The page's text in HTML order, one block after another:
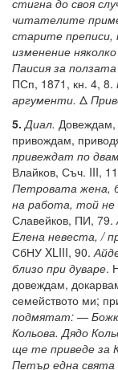
стигна до своя
читателите
старите преписи,
изменение
Паисия за
ПСп, 1871, кн. 4, 8.
аргументи. Δ
5. Диал. Довеждам,
привождам,
привеждат по
Влайков, Съч. III,
Петровата жена,
на работа, той не
Славейков, ПИ, 79.
Елена невеста, /
СбНУ XLIII, 90.
близо при дуваре.
довеждам,
семейството ми;
подмятат: —
Кольова. Дядо
ще те приведе за
Петър една свята